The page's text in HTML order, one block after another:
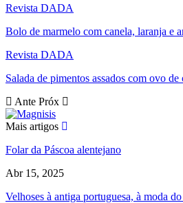
Revista DADA
Bolo de marmelo com canela, laranja e
Revista DADA
Salada de pimentos assados com ovo
Ante Próx
Mais artigos
Folar da Páscoa alentejano
Abr 15, 2025
Velhoses à antiga portuguesa, à moda